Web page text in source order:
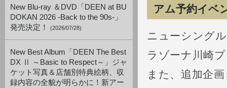
New Blu-ray ＆DVD「DEEN at BU
DOKAN 2026 -Back to the 90s-」
発売決定！
(2026/07/28)
New Best Album「DEEN The Best
DX Ⅱ ～Basic to Respect～」ジャ
ケット写真＆店舗別特典絵柄、収
録内容の全貌が明らかに！新アー
アム予約イベ
ニューシング
ラゾーナ川崎
また、追加企